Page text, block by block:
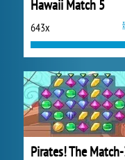
Hawaii Match 5
643x
Pirates! The